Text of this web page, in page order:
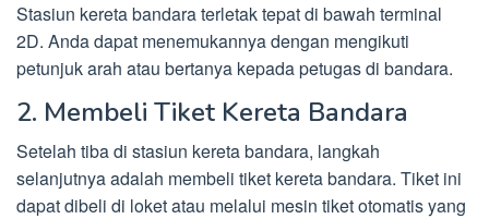
Stasiun kereta bandara terletak tepat di bawah terminal
2D. Anda dapat menemukannya dengan mengikuti
petunjuk arah atau bertanya kepada petugas di bandara.
2. Membeli Tiket Kereta Bandara
Setelah tiba di stasiun kereta bandara, langkah
selanjutnya adalah membeli tiket kereta bandara. Tiket ini
dapat dibeli di loket atau melalui mesin tiket otomatis yang